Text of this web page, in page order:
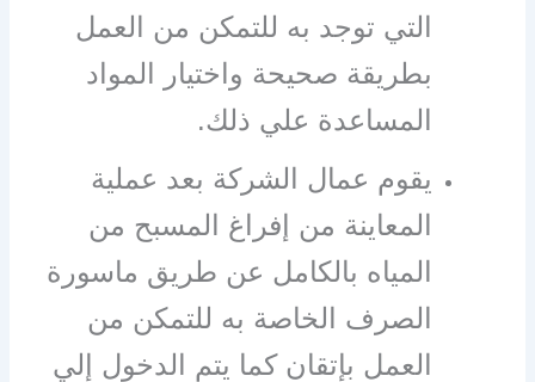
التي توجد به للتمكن من العمل
بطريقة صحيحة واختيار المواد
المساعدة علي ذلك.
يقوم عمال الشركة بعد عملية
المعاينة من إفراغ المسبح من
المياه بالكامل عن طريق ماسورة
الصرف الخاصة به للتمكن من
العمل بإتقان كما يتم الدخول إلي